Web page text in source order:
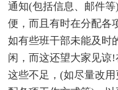
通知(包括信息、邮件
便，而且有时在分配各
如有些班干部未能及时
闲，而这还望大家见谅
这些不足，(如尽量改